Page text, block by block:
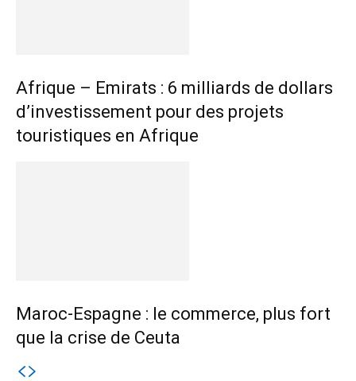
Afrique – Emirats : 6 milliards de dollars
d’investissement pour des projets
touristiques en Afrique
Maroc-Espagne : le commerce, plus fort
que la crise de Ceuta